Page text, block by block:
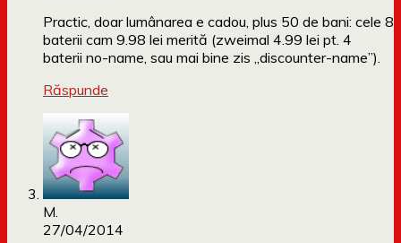
Practic, doar lumânarea e cadou, plus 50 de bani: cele 8
baterii cam 9.98 lei merită (zweimal 4.99 lei pt. 4
baterii no-name, sau mai bine zis „discounter-name”).
Răspunde
M.
27/04/2014